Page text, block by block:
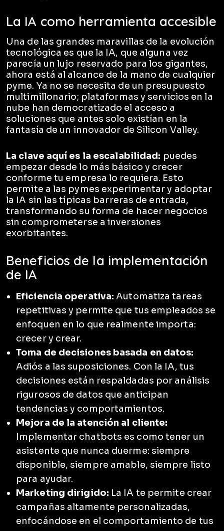
La IA como herramienta accesible
Una de las grandes maravillas de la evolución
tecnológica es que la IA, que alguna vez
parecía un lujo reservado para los gigantes,
ahora está al alcance de la mano de cualquier
pyme. Ya no se necesita de un presupuesto
multimillonario; plataformas y servicios en la
nube han democratizado el acceso a
soluciones que antes solo existían en la
fantasía de un innovador de Silicon Valley.
La clave aquí es la escalabilidad: puedes
empezar desde lo más básico y crecer
conforme tu empresa lo requiera. Esto
permite a las pymes experimentar y adoptar
la IA sin las típicas barreras de entrada,
transformando su forma de hacer negocios
sin comprometerse a inversiones
exorbitantes.
Beneficios de la implementación
de IA
Eficiencia operativa: Automatiza tareas
repetitivas y permite que tus empleados se
enfoquen en lo que realmente importa:
crecer y crear.
Toma de decisiones basada en datos:
Adiós a las suposiciones. Con la IA, tus
decisiones están respaldadas por análisis
rigurosos de datos que anticipan
tendencias y comportamientos.
Mejora de la atención al cliente:
Implementar chatbots es como tener un
asistente que nunca duerme: siempre
disponible, siempre amable, siempre listo
para ayudar.
Marketing dirigido: La IA te permite crear
campañas altamente personalizadas,
enfocándose en el comportamiento de tus